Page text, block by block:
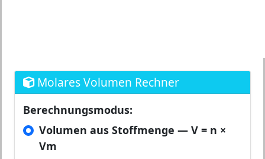
Molares Volumen Rechner
Berechnungsmodus:
Volumen aus Stoffmenge — V = n ×
Vm